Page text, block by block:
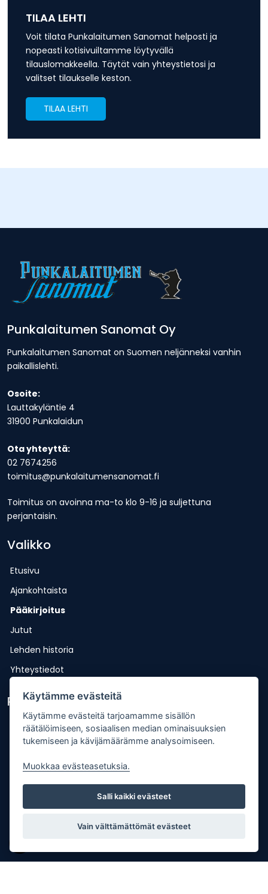
TILAA LEHTI
Voit tilata Punkalaitumen Sanomat helposti ja
nopeasti kotisivuiltamme löytyvällä
tilauslomakkeella. Täytät vain yhteystietosi ja
valitset tilaukselle keston.
TILAA LEHTI
Punkalaitumen Sanomat Oy
Punkalaitumen Sanomat on Suomen neljänneksi vanhin
paikallislehti.
Osoite:
Lauttakyläntie 4
31900 Punkalaidun
Ota yhteyttä:
02 7674256
toimitus@punkalaitumensanomat.fi
Toimitus on avoinna ma-to klo 9-16 ja suljettuna
perjantaisin.
Valikko
Etusivu
Ajankohtaista
Pääkirjoitus
Jutut
Lehden historia
Yhteystiedot
Pikalinkit
Lähetä uutisvinkki
Kopiointiohje
Mediakortti
Tilaa lehti
Osoitteenmuutos
Käytämme evästeitä
Käytämme evästeitä tarjoamamme sisällön
räätälöimiseen, sosiaalisen median ominaisuuksien
tukemiseen ja kävijämäärämme analysoimiseen.
Muokkaa evästeasetuksia.
Salli kaikki evästeet
Vain välttämättömät evästeet